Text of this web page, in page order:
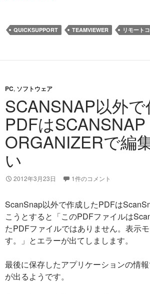
QUICKSUPPORT TEAMVIEWER リモート
PC, ソフトウェア
SCANSNAP以外
PDFはSCANSNAP
ORGANIZERで編
い
2012年3月23日 1件のコメント
ScanSnap以外で作成したPDFは
こうとすると「このPDFファイルは
たPDFファイルではありません。表示
す。」とエラーが出てしまします。
最後に保存したアプリケーションの情
が出るようです。